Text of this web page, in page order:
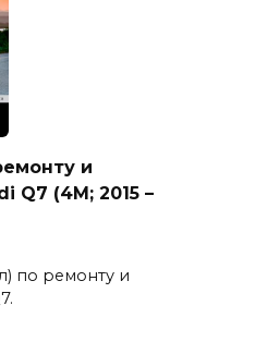
и
Q7 (4M; 2015 –
по ремонту и